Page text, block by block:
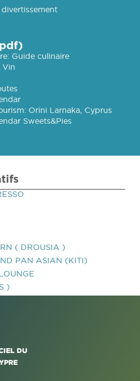
Guide culinaire
Vin
Orini Larnaka, Cyprus
Sweets&Pies
( DROUSIA )
PAN ASIAN (KITI)
)
DU